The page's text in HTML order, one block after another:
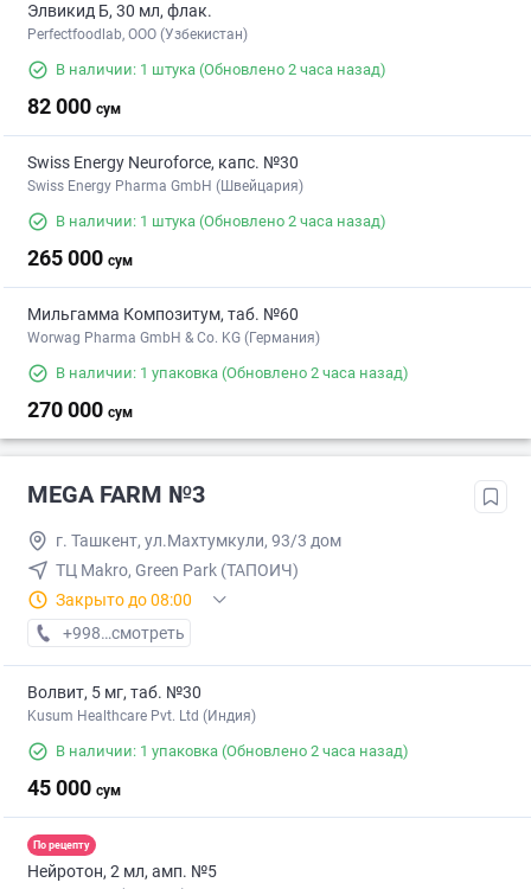
Элвикид Б, 30 мл, флак.
Perfectfoodlab, ООО (Узбекистан)
В наличии: 1 штука (Обновлено 2 часа назад)
82 000 сум
Swiss Energy Neuroforce, капс. №30
Swiss Energy Pharma GmbH (Швейцария)
В наличии: 1 штука (Обновлено 2 часа назад)
265 000 сум
Мильгамма Композитум, таб. №60
Worwag Pharma GmbH & Co. KG (Германия)
В наличии: 1 упаковка (Обновлено 2 часа назад)
270 000 сум
MEGA FARM №3
г. Ташкент, ул.Махтумкули, 93/3 дом
ТЦ Makro, Green Park (ТАПОИЧ)
Закрыто до 08:00
+998 (55) XXX-XX-XX
смотреть
Волвит, 5 мг, таб. №30
Kusum Healthcare Pvt. Ltd (Индия)
В наличии: 1 упаковка (Обновлено 2 часа назад)
45 000 сум
По рецепту
Нейротон, 2 мл, амп. №5